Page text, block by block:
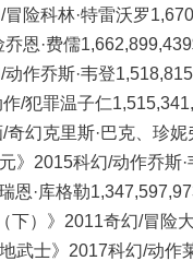
险科林·特雷沃罗
恩·费儒
作乔斯·韦登
/犯罪温子仁
幻克里斯·巴克、珍妮
》2015科幻/动作乔斯
恩·库格勒
下）》2011奇幻/冒险
武士》2017科幻/动作